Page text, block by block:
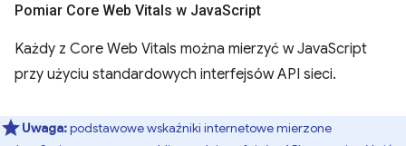
Pomiar Core Web Vitals w JavaScript
Każdy z Core Web Vitals można mierzyć w JavaScript
przy użyciu standardowych interfejsów API sieci.
Uwaga:podstawowe wskaźniki internetowe mierzone